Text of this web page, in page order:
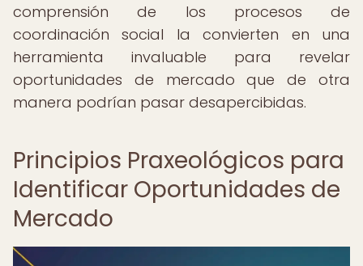
comprensión de los procesos de
coordinación social la convierten en una
herramienta invaluable para revelar
oportunidades de mercado que de otra
manera podrían pasar desapercibidas.
Principios Praxeológicos para
Identificar Oportunidades de
Mercado